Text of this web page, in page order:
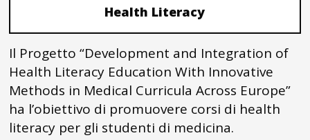
Health Literacy
Il Progetto “Development and Integration of
Health Literacy Education With Innovative
Methods in Medical Curricula Across Europe”
ha l’obiettivo di promuovere corsi di health
literacy per gli studenti di medicina.